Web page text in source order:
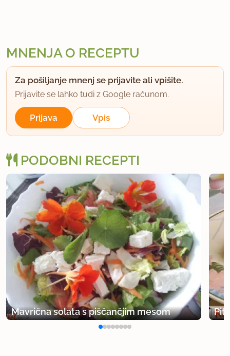
MNENJA O RECEPTU
Za pošiljanje mnenj se prijavite ali vpišite.
Prijavite se lahko tudi z Google računom.
Prijava Vpis
PODOBNI RECEPTI
Mavrična solata s piščančjim mesom